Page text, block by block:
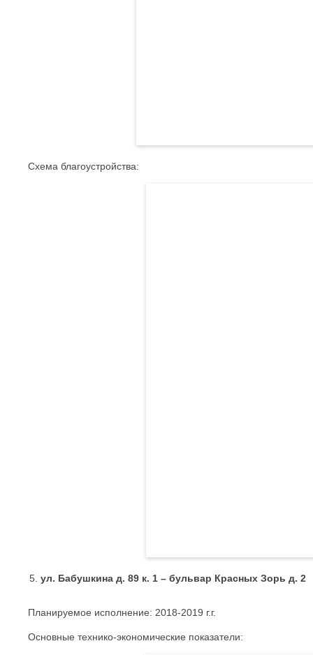
Схема благоустройства:
ул. Бабушкина д. 89 к. 1 – бульвар Красных Зорь д. 2
Планируемое исполнение: 2018-2019 г.г.
Основные технико-экономические показатели: